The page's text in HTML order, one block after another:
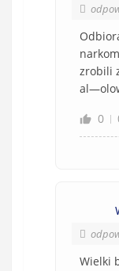
zrobili
0
Wielki